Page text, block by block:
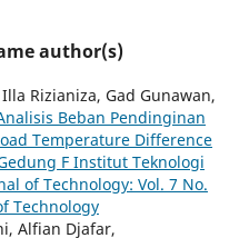
author(s)
Rizianiza, Gad Gunawan,
Beban Pendinginan
Temperature Difference
F Institut Teknologi
of Technology: Vol. 7 No.
Technology
Alfian Djafar,